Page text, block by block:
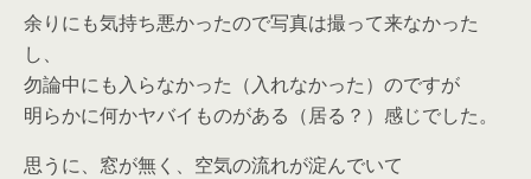
余りにも気持ち悪かったので写真は撮って来なかった
し、
勿論中にも入らなかった（入れなかった）のですが
明らかに何かヤバイものがある（居る？）感じでした。
思うに、窓が無く、空気の流れが淀んでいて